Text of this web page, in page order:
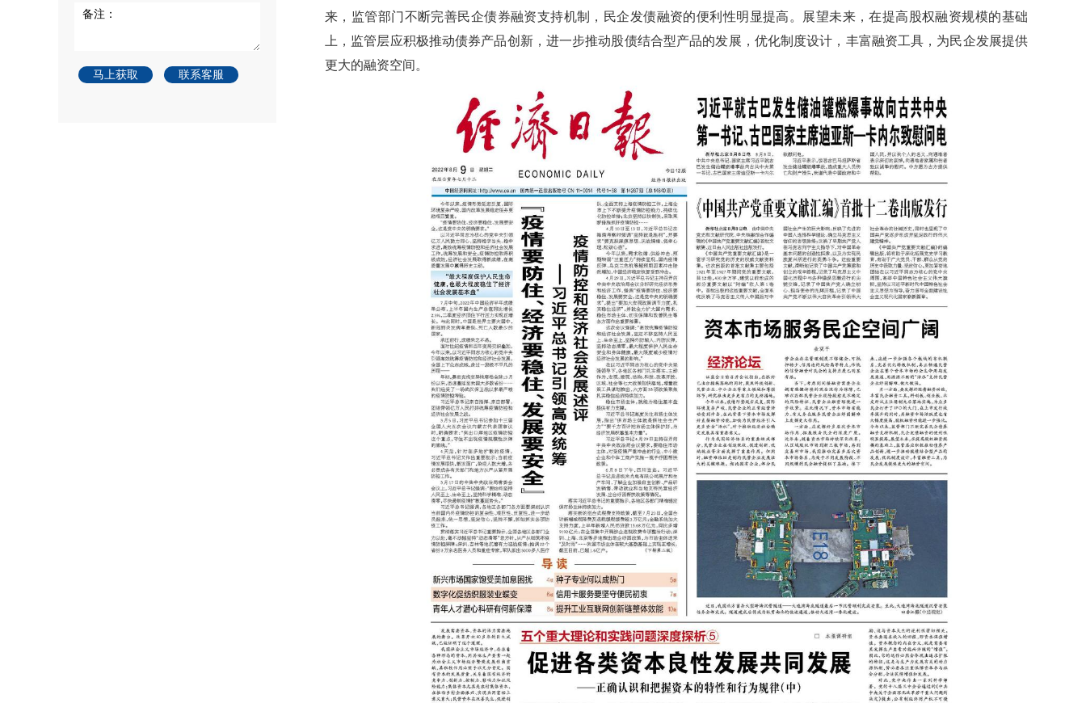
备注：
马上获取 联系客服
来，监管部门不断完善民企债券融资支持机制，民企发债融资的便利性明显提高。展望未来，在提高股权融资规模的基础
上，监管层应积极推动债券产品创新，进一步推动股债结合型产品的发展，优化制度设计，丰富融资工具，为民企发展提供
更大的融资空间。